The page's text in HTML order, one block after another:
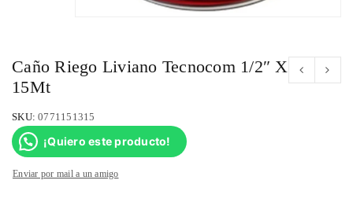
Caño Riego Liviano Tecnocom 1/2″ X
15Mt
SKU: 0771151315
¡Quiero este producto!
Enviar por mail a un amigo